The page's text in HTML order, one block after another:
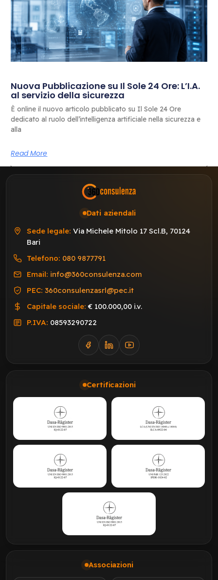
Nuova Pubblicazione su Il Sole 24 Ore: L’I.A.
al servizio della sicurezza
È online il nuovo articolo pubblicato su Il Sole 24 Ore
dedicato al ruolo dell’intelligenza artificiale nella sicurezza e
alla
Read More
Dati aziendali
Sede legale: Via Michele Mitolo 17 Scl.B, 70124
Bari
Telefono: 080 9877791
Email: info@360consulenza.com
PEC: 360consulenzasrl@pec.it
Capitale sociale: € 100.000,00 i.v.
P.IVA: 08593290722
Certificazioni
Associazioni